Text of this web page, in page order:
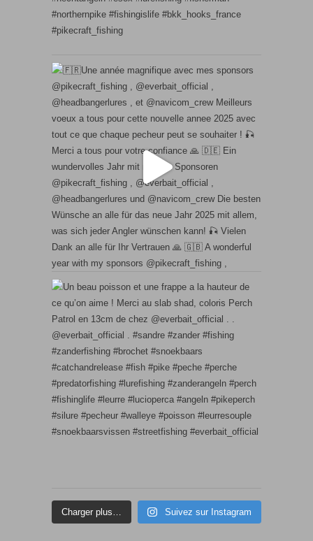
Charger plus… Suivez sur Instagram